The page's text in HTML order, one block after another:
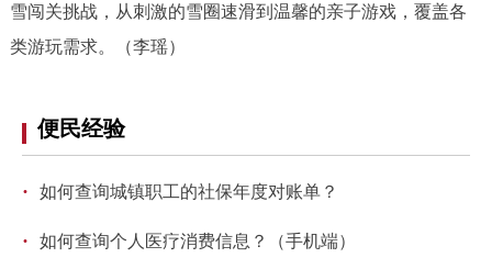
雪闯关挑战，从刺激的雪圈速滑到温馨的亲子游戏，覆盖各
类游玩需求。（李瑶）
便民经验
· 如何查询城镇职工的社保年度对账单？
· 如何查询个人医疗消费信息？（手机端）